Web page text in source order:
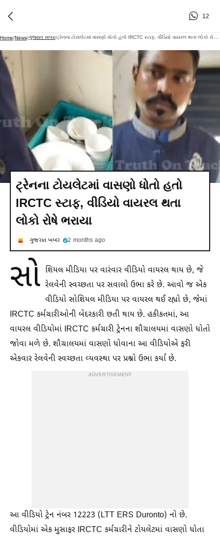
12
Home/News/ગુજરાત ખબર/
ટ્રેનના ટોયલેટમાં વાસણો ધોતો હતો
IRCTC સ્ટાફ, વીડિયો વાયરલ થતા
લોકો રોષે ભરાયા
ગુજરાત ખબર 2 months ago
સો શિયલ મીડિયા પર વારંવાર વીડિયો વાયરલ થાય છે, જે
રેલવેની સ્વચ્છતા પર સવાલો ઉભા કરે છે. આવો જ એક
વીડિયો સોશિયલ મીડિયા પર વાયરલ થઈ રહ્યો છે, જેમાં
IRCTC કર્મચારીઓની બેદરકારી છતી થાય છે. હકીકતમાં, આ
વાયરલ વીડિયોમાં IRCTC કર્મચારી ટ્રેનના શૌચાલયમાં વાસણો ધોતો
જોવા મળે છે. શૌચાલયમાં વાસણો ધોવાના આ વીડિયોએ ફરી
એકવાર રેલવેની સ્વચ્છતા વ્યવસ્થા પર પ્રશ્નો ઉભા કર્યા છે.
ADVERTISEMENT
આ વીડિયો ટ્રેન નંબર 12223 (LTT ERS Duronto) નો છે.
વીડિયોમાં એક મુસાફર IRCTC કર્મચારીને ટોયલેટમાં વાસણો ધોતા